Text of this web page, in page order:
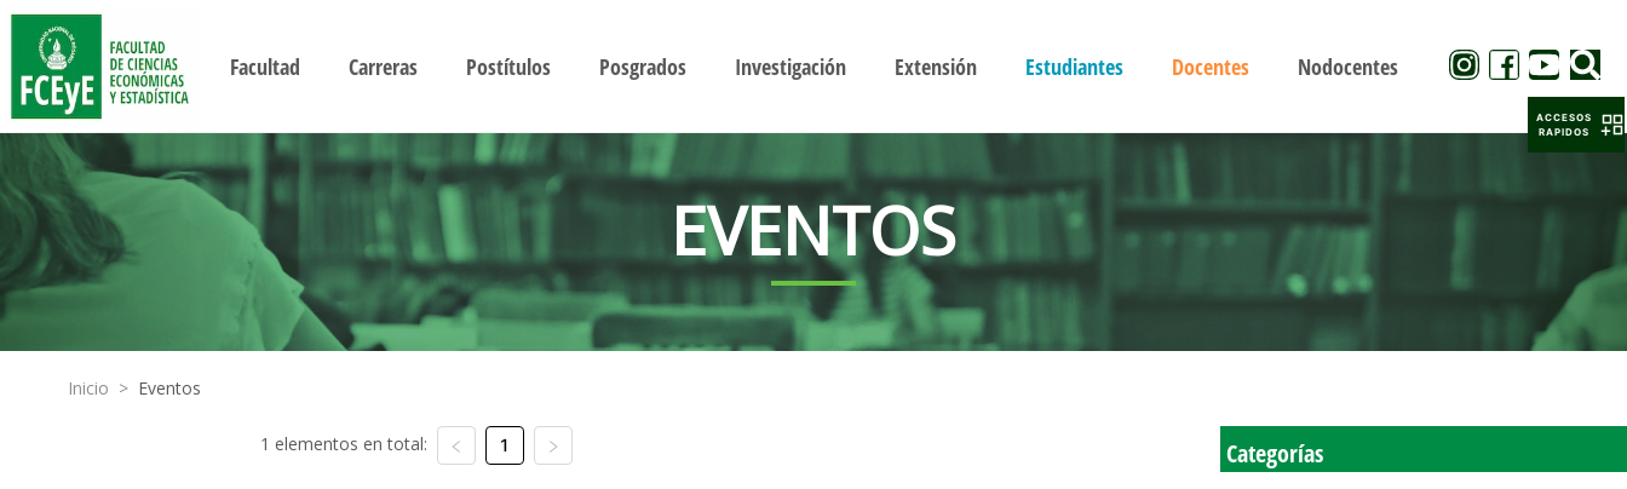
Facultad Carreras Postítulos Posgrados Investigación Extensión Estudiantes Docentes Nodocentes
EVENTOS
Inicio > Eventos
1 elementos en total: 1 Categorías
ACCESOS
RAPIDOS